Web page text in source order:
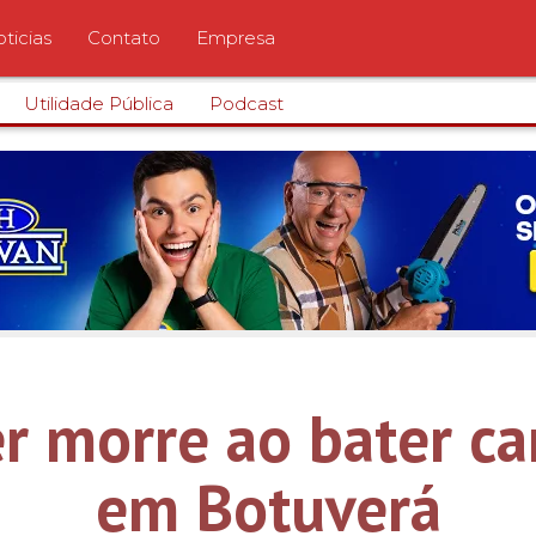
Contato Empresa
Utilidade Pública Podcast
morre ao bater
em Botuverá